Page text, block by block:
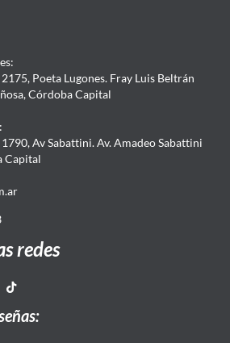
Poeta Lugones. Fray Luis Beltrán
Córdoba Capital
Av Sabattini. Av. Amadeo Sabattini
Capital
redes